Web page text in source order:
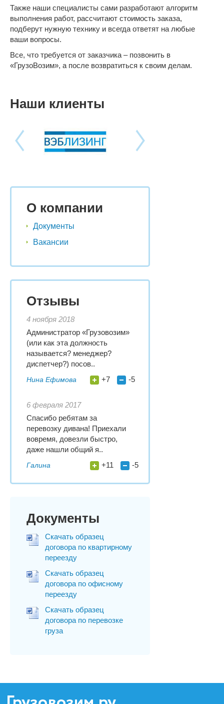
Также наши специалисты сами разработают алгоритм
выполнения работ, рассчитают стоимость заказа,
подберут нужную технику и всегда ответят на любые
ваши вопросы.
Все, что требуется от заказчика – позвонить в
«ГрузоВозим», а после возвратиться к своим делам.
Наши клиенты
О компании
Документы
Вакансии
Отзывы
4 ноября 2018
Администратор «Грузовозим»
(или как эта должность
называется? менеджер?
диспетчер?) посов..
Нина Ефимова +7 -5
6 февраля 2017
Спасибо ребятам за
перевозку дивана! Приехали
вовремя, довезли быстро,
даже нашли общий я..
Галина +11 -5
Документы
Скачать образец
договора по квартирному
переезду
Скачать образец
договора по офисному
переезду
Скачать образец
договора по перевозке
груза